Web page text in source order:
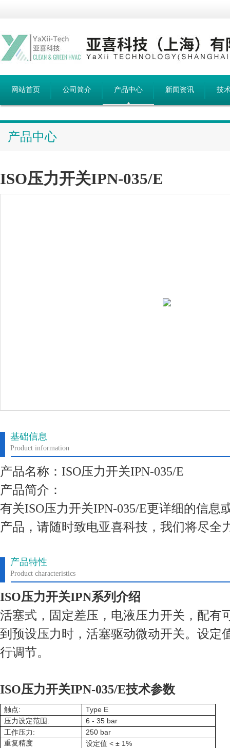
网站首页 公司简介 产品中心 新闻资讯 技
产品中心
ISO压力开关IPN-035/E
基础信息
Product information
产品名称：ISO压力开关IPN-035/E
产品简介：
有关ISO压力开关IPN-035/E更详细的信息
产品，请随时致电亚喜科技，我们将尽全
产品特性
Product characteristics
ISO压力开关IPN系列介绍
活塞式，固定差压，电液压力开关，配有
到预设压力时，活塞驱动微动开关。设定
行调节。
ISO压力开关IPN-035/E技术参数
触点: Type E
压力设定范围 : 6 - 35 bar
工作压力 : 250 bar
重复精度 设定值 < ± 1%